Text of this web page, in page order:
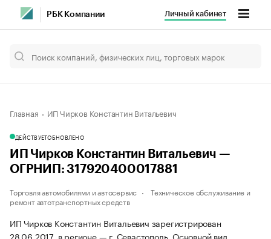
РБК Компании Личный кабинет
Главная ИП Чирков Константин Витальевич
ДЕЙСТВУЕТОБНОВЛЕНО
ИП Чирков Константин Витальевич —
ОГРНИП: 317920400017881
Торговля автомобилями и автосервис
Техническое обслуживание и
ремонт автотранспортных средств
ИП Чирков Константин Витальевич зарегистрирован
28.06.2017, в регионе — г. Севастополь. Основной вид